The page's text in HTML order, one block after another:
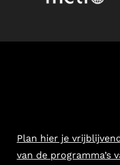
Plan hier je
van de programma’s